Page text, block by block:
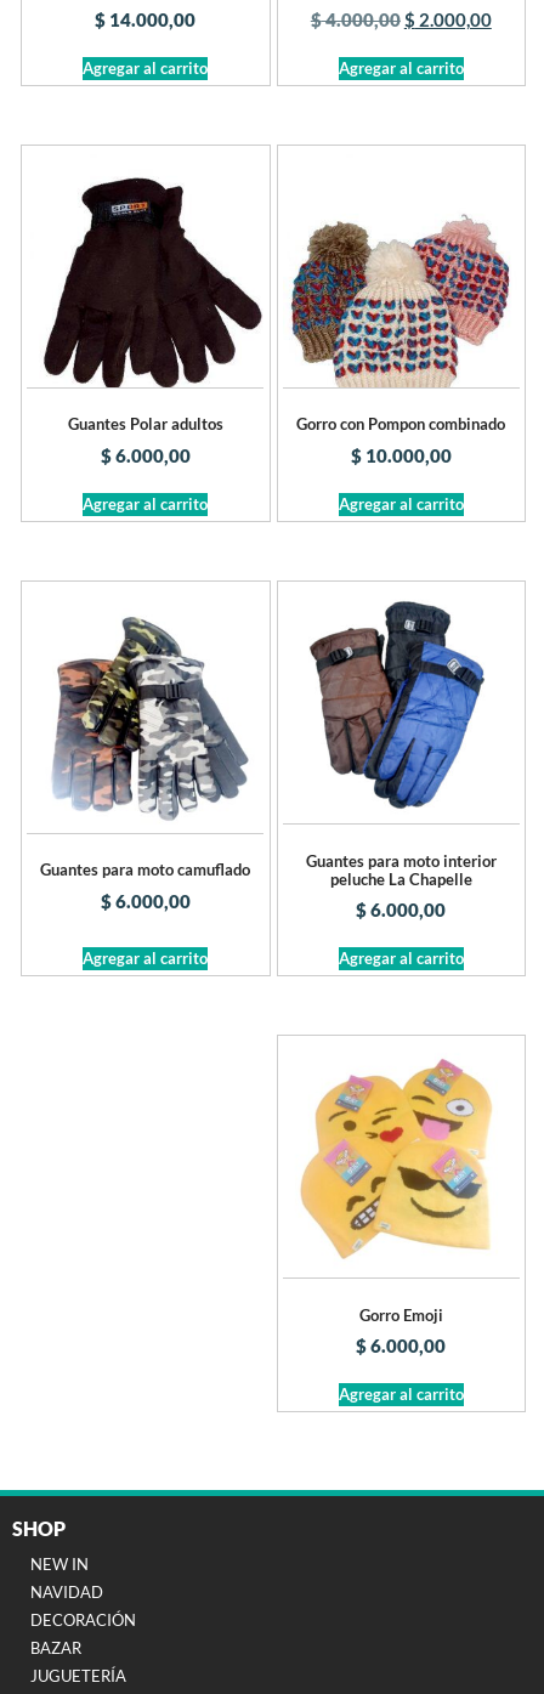
$ 14.000,00
Agregar al carrito
$4.000,00$ 2.000,00
Agregar al carrito
Guantes Polar adultos
$6.000,00
Agregar al carrito
Gorro con Pompon combinado
$10.000,00
Agregar al carrito
Guantes para moto camuflado
$6.000,00
Agregar al carrito
Guantes para moto interior
peluche La Chapelle
$6.000,00
Agregar al carrito
Gorro Emoji
$6.000,00
Agregar al carrito
SHOP
NEW IN
NAVIDAD
DECORACIÓN
BAZAR
JUGUETERÍA